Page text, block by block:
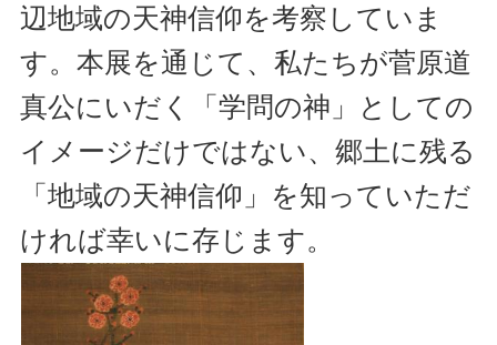
辺地域の天神信仰を考察していま
す。本展を通じて、私たちが菅原道
真公にいだく「学問の神」としての
イメージだけではない、郷土に残る
「地域の天神信仰」を知っていただ
ければ幸いに存じます。